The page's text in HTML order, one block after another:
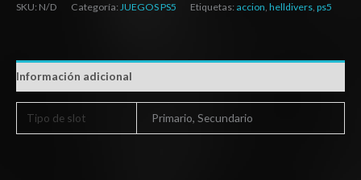
SKU: N/D Categoría: JUEGOS PS5 Etiquetas: accion, helldivers, ps5
Información adicional
Tipo de slot Primario, Secundario